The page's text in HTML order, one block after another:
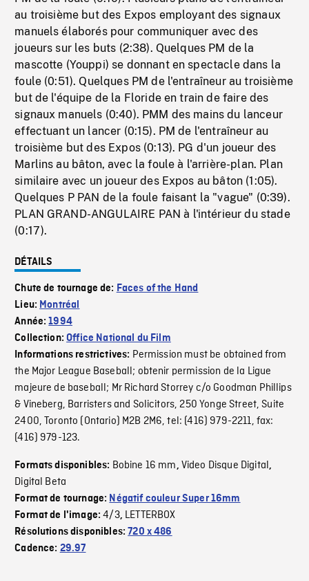
au troisième but des Expos employant des signaux
manuels élaborés pour communiquer avec des
joueurs sur les buts (2:38). Quelques PM de la
mascotte (Youppi) se donnant en spectacle dans la
foule (0:51). Quelques PM de l'entraîneur au troisième
but de l'équipe de la Floride en train de faire des
signaux manuels (0:40). PMM des mains du lanceur
effectuant un lancer (0:15). PM de l'entraîneur au
troisième but des Expos (0:13). PG d'un joueur des
Marlins au bâton, avec la foule à l'arrière-plan. Plan
similaire avec un joueur des Expos au bâton (1:05).
Quelques P PAN de la foule faisant la "vague" (0:39).
PLAN GRAND-ANGULAIRE PAN à l'intérieur du stade
(0:17).
DÉTAILS
Chute de tournage de: Faces of the Hand
Lieu: Montréal
Année:1994
Collection:Office National du Film
Informations restrictives: Permission must be obtained from
the Major League Baseball; obtenir permission de la Ligue
majeure de baseball; Mr Richard Storrey c/o Goodman Phillips
& Vineberg, Barristers and Solicitors, 250 Yonge Street, Suite
2400, Toronto (Ontario) M2B 2M6, tel: (416) 979-2211, fax:
(416) 979-123.
Formats disponibles: Bobine 16 mm, Video Disque Digital,
Digital Beta
Format de tournage: Négatif couleur Super 16mm
Format de l'image:4/3, LETTERBOX
Résolutions disponibles:720 x 486
Cadence: 29.97